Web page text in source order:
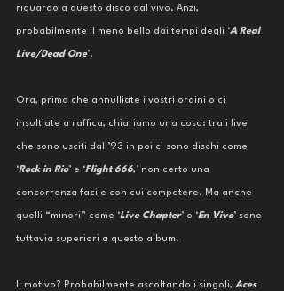
riguardo a questo disco dal vivo. Anzi,
probabilmente il meno bello dai tempi degli ‘A Real
Live/Dead One’.
Ora, prima che annulliate i vostri ordini o ci
insultiate a raffica, chiariamo una cosa: tra i live
che sono usciti dal ’93 in poi ci sono dischi come
‘Rock in Rio’ e ‘Flight 666,’ non certo una
concorrenza facile con cui competere. Ma anche
quelli “minori” come ‘Live Chapter’ o ‘En Vivo’ sono
tuttavia superiori a questo album.
Il motivo? Probabilmente ascoltando i singoli, Aces